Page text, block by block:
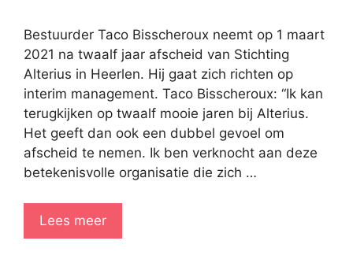
Bestuurder Taco Bisscheroux neemt op 1 maart
2021 na twaalf jaar afscheid van Stichting
Alterius in Heerlen. Hij gaat zich richten op
interim management. Taco Bisscheroux: “Ik kan
terugkijken op twaalf mooie jaren bij Alterius.
Het geeft dan ook een dubbel gevoel om
afscheid te nemen. Ik ben verknocht aan deze
betekenisvolle organisatie die zich …
Lees meer